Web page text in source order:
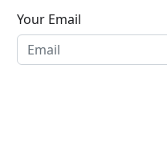
Your Email